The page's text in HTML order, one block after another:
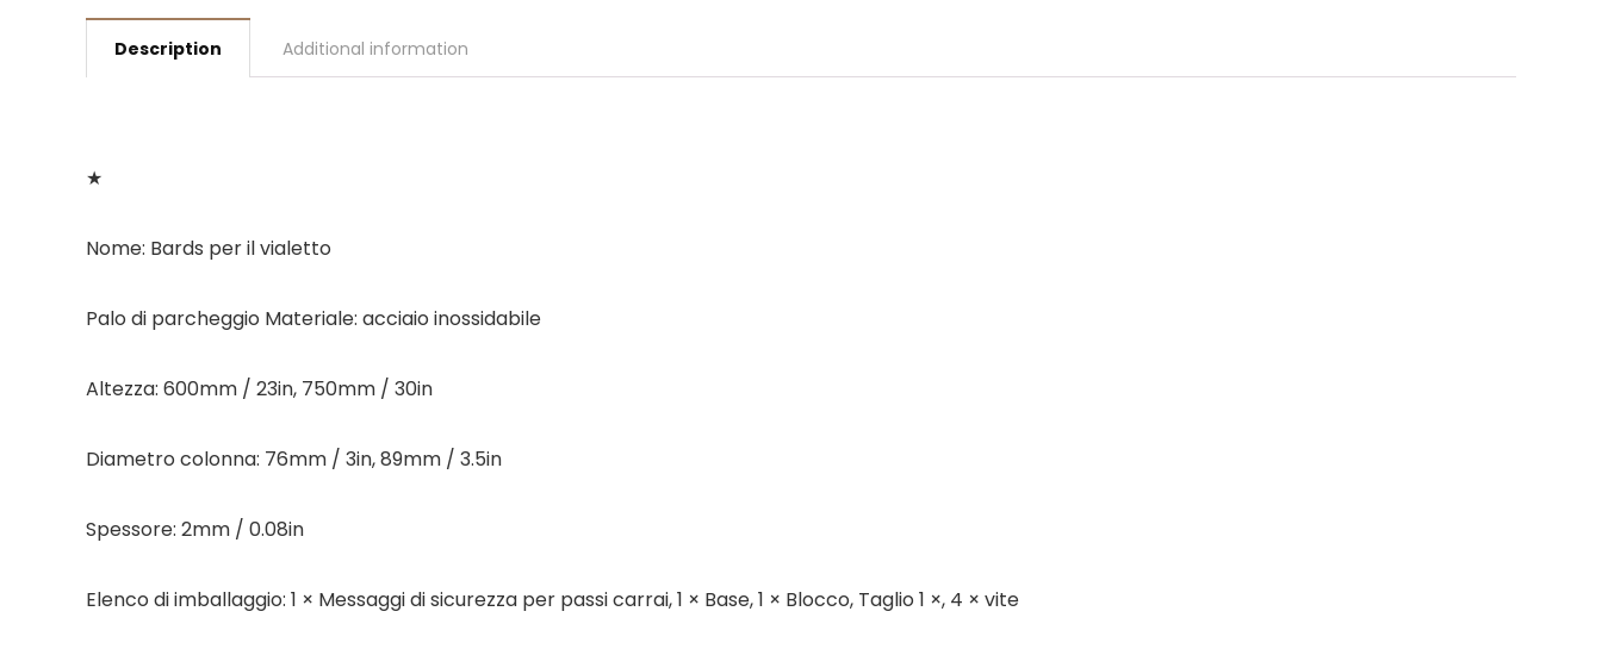
Description Additional information
★
Nome: Bards per il vialetto
Palo di parcheggio Materiale: acciaio inossidabile
Altezza: 600mm / 23in, 750mm / 30in
Diametro colonna: 76mm / 3in, 89mm / 3.5in
Spessore: 2mm / 0.08in
Elenco di imballaggio: 1 × Messaggi di sicurezza per passi carrai, 1 × Base, 1 × Blocco, Taglio 1 ×, 4 × vite